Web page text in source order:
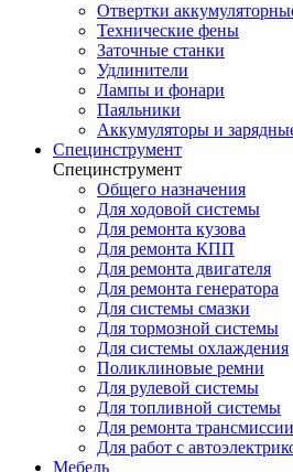
Отвертки
Технические фены
Заточные станки
Удлинители
Лампы и фонари
Паяльники
Аккумуляторы и
Специнструмент
Специнструмент
Общего назначения
Для ходовой системы
Для ремонта кузова
Для ремонта КПП
Для ремонта двигателя
Для ремонта генератора
Для системы смазки
Для тормозной системы
Для системы охлаждения
Поликлиновые ремни
Для рулевой системы
Для топливной системы
Для ремонта трансмиссии
Для работ с
Мебель